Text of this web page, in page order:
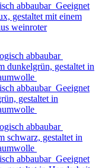
abbaubar Geeignet
gestaltet mit einem
weinroter
abbaubar Geeignet
gestaltet in
abbaubar Geeignet